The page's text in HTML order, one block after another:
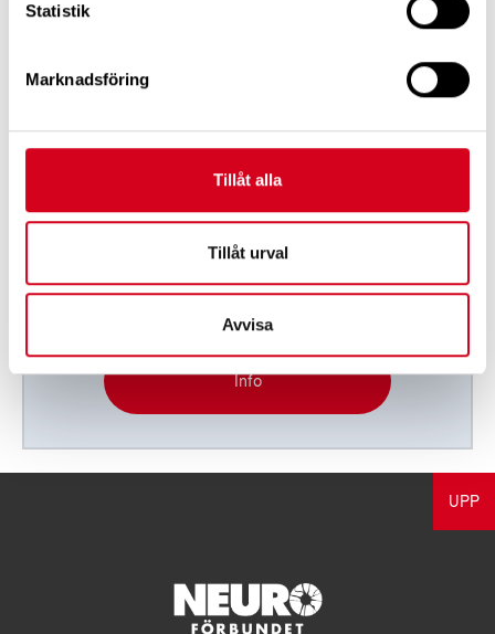
Statistik
Marknadsföring
Tillåt alla
Tillåt urval
Avvisa
Att låna, i första hand för dig med MS-
Info
UPP